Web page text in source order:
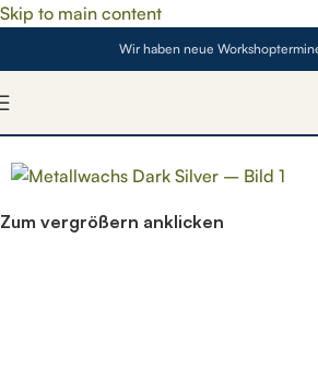
Skip to main content
Wir haben neue
SOLD OUT
Zum vergrößern anklicken